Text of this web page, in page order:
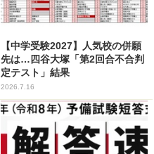
【中学受験2027】人気校の併願
先は…四谷大塚「第2回合不合判
定テスト」結果
2026.7.16